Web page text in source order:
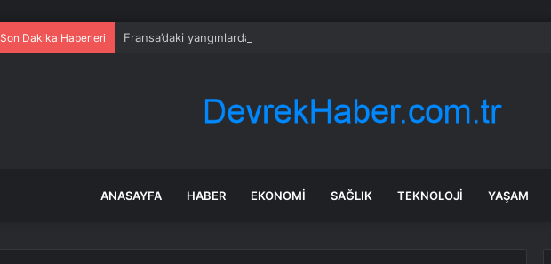
Son Dakika Haberleri Fransa’daki yangınlarda 4 itfaiye eri hayatını kaybetti
ANASAYFA HABER EKONOMI SAĞLIK TEKNOLOJI YAŞAM